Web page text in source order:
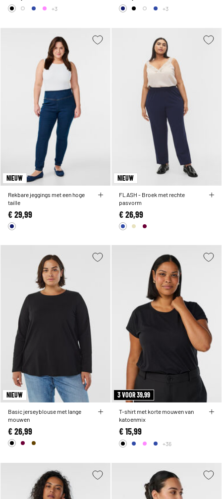
+3 +3
NIEUW
Rekbare jeggings met een hoge
taille
€ 29,99
NIEUW
FLASH - Broek met rechte
pasvorm
€ 26,99
NIEUW
Basic jerseyblouse met lange
mouwen
€ 26,99
3 VOOR 39,99
T-shirt met korte mouwen van
katoenmix
€ 15,99
+36